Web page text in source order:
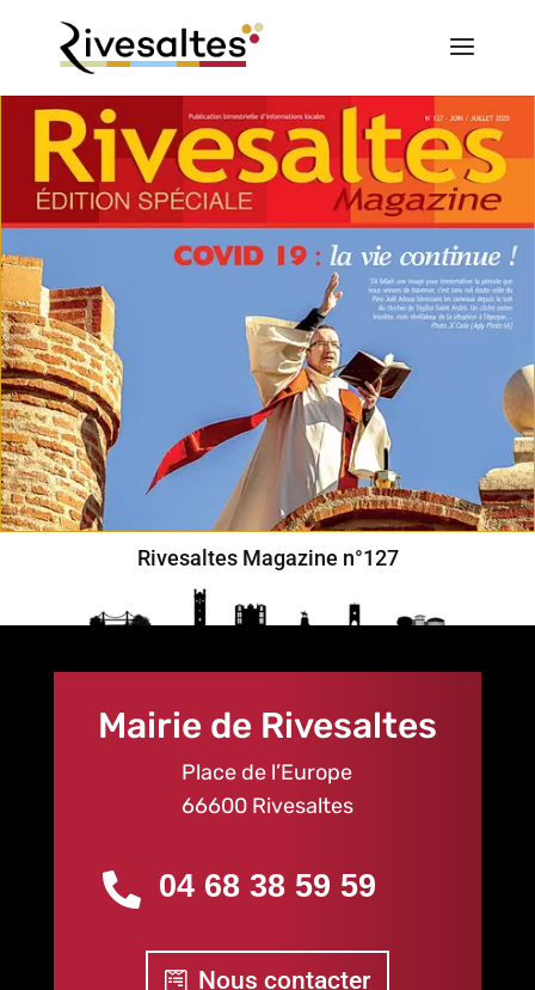
Rivesaltes Magazine n°127
Mairie de Rivesaltes
Place de l’Europe
66600 Rivesaltes
 04 68 38 59 59
Nous contacter